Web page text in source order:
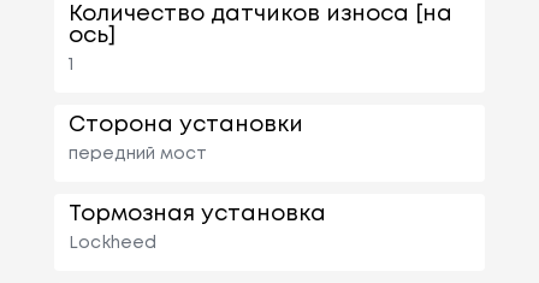
Количество датчиков износа [на
ось]
Сторона установки
передний мост
Тормозная установка
Lockheed